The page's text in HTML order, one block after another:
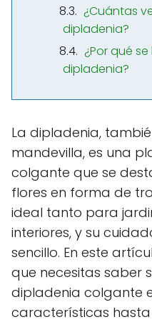
¿Cuántas
dipladenia?
¿Por qué
dipladenia?
La dipladenia,
mandevilla, es una
colgante que se
flores en forma de
ideal tanto para
interiores, y su
sencillo. En este
que necesitas saber
dipladenia colgante
características hasta